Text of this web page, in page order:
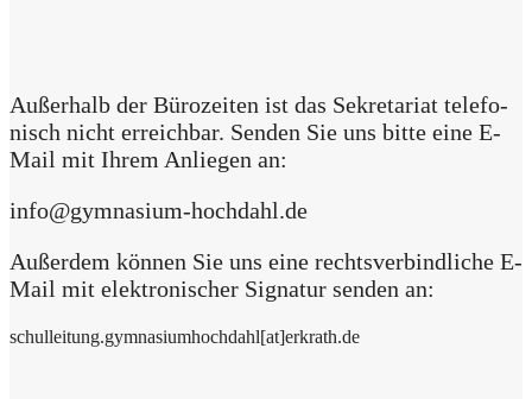
Außer­halb der Büro­zei­ten ist das Sekre­ta­ri­at tele­fo­
nisch nicht erreich­bar. Sen­den Sie uns bit­te eine E-
Mail mit Ihrem Anlie­gen an:
info@gymnasium-hochdahl.de
Außer­dem kön­nen Sie uns eine rechts­ver­bind­li­che E-
Mail mit elek­tro­ni­scher Signa­tur sen­den an:
schulleitung.gymnasiumhochdahl[at]erkrath.de